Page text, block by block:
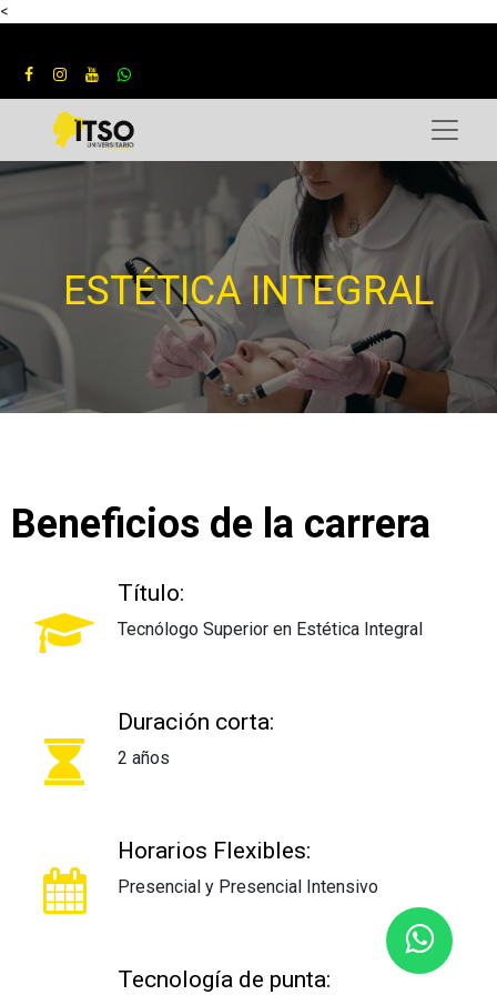
<
ESTÉTICA INTEGRAL
Beneficios de la carrera
Título:
Tecnólogo Superior en Estética Integral
Duración corta:
2 años
Horarios Flexibles:
Presencial y Presencial Intensivo
Tecnología de punta: